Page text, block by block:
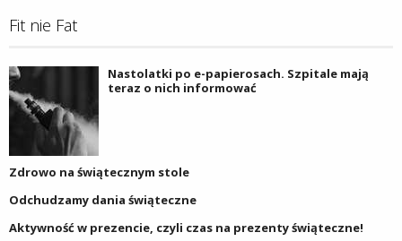
Fit nie Fat
Nastolatki po e-papierosach. Szpitale mają
teraz o nich informować
Zdrowo na świątecznym stole
Odchudzamy dania świąteczne
Aktywność w prezencie, czyli czas na prezenty świąteczne!